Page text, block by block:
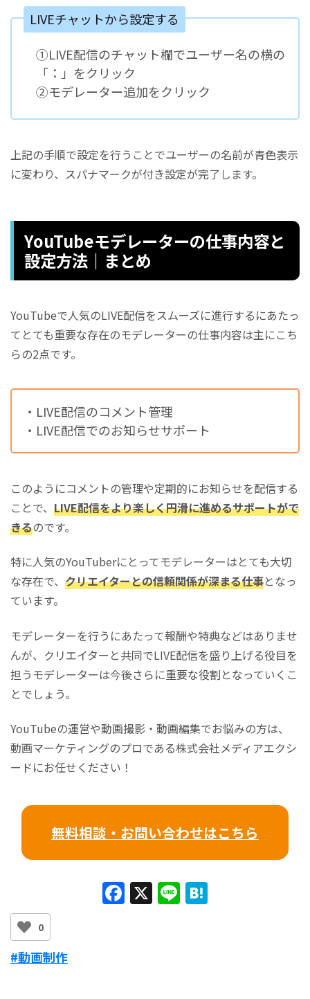
LIVEチャットから設定する
①LIVE配信のチャット欄でユーザー名の横の
「：」をクリック
②モデレーター追加をクリック
上記の手順で設定を行うことでユーザーの名前が青色表示
に変わり、スパナマークが付き設定が完了します。
YouTubeモデレーターの仕事内容と
設定方法｜まとめ
YouTubeで人気のLIVE配信をスムーズに進行するにあたっ
てとても重要な存在のモデレーターの仕事内容は主にこち
らの2点です。
・LIVE配信のコメント管理
・LIVE配信でのお知らせサポート
このようにコメントの管理や定期的にお知らせを配信する
ことで、 LIVE配信をより楽しく円滑に進めるサポートがで
きるのです。
特に人気のYouTuberにとってモデレーターはとても大切
な存在で、 クリエイターとの信頼関係が深まる仕事となっ
ています。
モデレーターを行うにあたって報酬や特典などはありませ
んが、クリエイターと共同でLIVE配信を盛り上げる役目を
担うモデレーターは今後さらに重要な役割となっていくこ
とでしょう。
YouTubeの運営や動画撮影・動画編集でお悩みの方は、
動画マーケティングのプロである株式会社メディアエクシ
ードにお任せください！
無料相談・お問い合わせはこちら
F
a
X Li
n
0
#動画制作